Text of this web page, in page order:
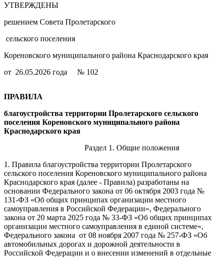
УТВЕРЖДЕНЫ
решением Совета Пролетарского
сельского поселения
Кореновского муниципального района Краснодарского края
от 26.05.2026 года № 102
ПРАВИЛА
благоустройства территории Пролетарского сельского
поселения Кореновского муниципального района
Краснодарского края
Раздел 1. Общие положения
1. Правила благоустройства территории Пролетарского
сельского поселения Кореновского муниципального района
Краснодарского края (далее - Правила) разработаны на
основании Федерального закона от 06 октября 2003 года №
131-ФЗ «Об общих принципах организации местного
самоуправления в Российской Федерации», Федерального
закона от 20 марта 2025 года № 33-ФЗ «Об общих принципах
организации местного самоуправления в единой системе»,
Федерального закона от 08 ноября 2007 года № 257-ФЗ «Об
автомобильных дорогах и дорожной деятельности в
Российской Федерации и о внесении изменений в отдельные